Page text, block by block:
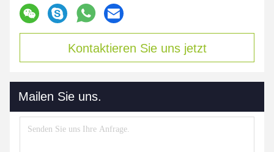
Kontaktieren Sie uns jetzt
Mailen Sie uns.